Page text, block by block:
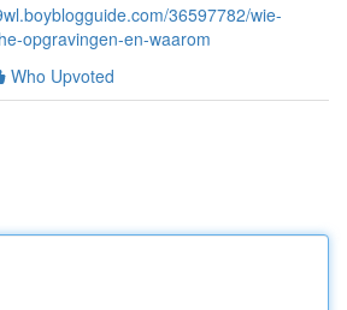
36597782/wie-
opgravingen-en-waarom
Who Upvoted